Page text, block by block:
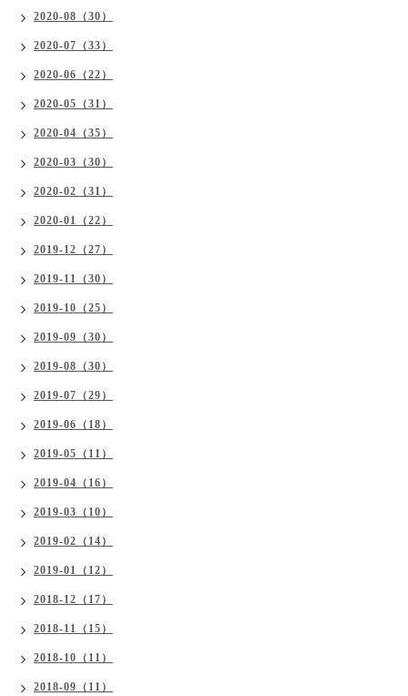
2020-08（30）
2020-07（33）
2020-06（22）
2020-05（31）
2020-04（35）
2020-03（30）
2020-02（31）
2020-01（22）
2019-12（27）
2019-11（30）
2019-10（25）
2019-09（30）
2019-08（30）
2019-07（29）
2019-06（18）
2019-05（11）
2019-04（16）
2019-03（10）
2019-02（14）
2019-01（12）
2018-12（17）
2018-11（15）
2018-10（11）
2018-09（11）